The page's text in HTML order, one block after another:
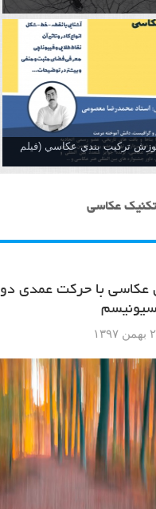
تركيب بندي عكاسي (فیلم
عکاسی